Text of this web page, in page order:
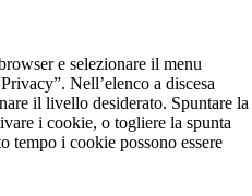
e selezionare il menu
Nell’elenco a discesa
il livello desiderato. Spuntare la
i cookie, o togliere la spunta
tempo i cookie possono essere